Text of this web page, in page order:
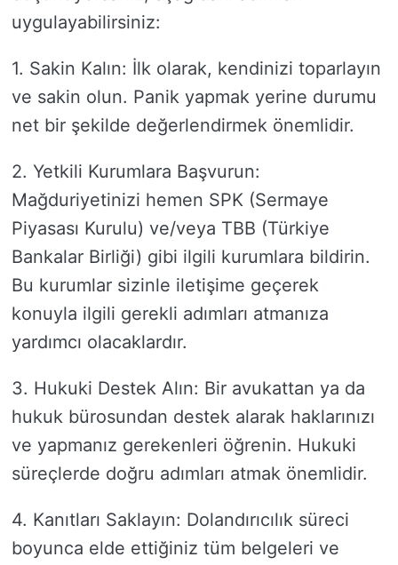
uygulayabilirsiniz:
1. Sakin Kalın: İlk olarak, kendinizi toparlayın
ve sakin olun. Panik yapmak yerine durumu
net bir şekilde değerlendirmek önemlidir.
2. Yetkili Kurumlara Başvurun:
Mağduriyetinizi hemen SPK (Sermaye
Piyasası Kurulu) ve/veya TBB (Türkiye
Bankalar Birliği) gibi ilgili kurumlara bildirin.
Bu kurumlar sizinle iletişime geçerek
konuyla ilgili gerekli adımları atmanıza
yardımcı olacaklardır.
3. Hukuki Destek Alın: Bir avukattan ya da
hukuk bürosundan destek alarak haklarınızı
ve yapmanız gerekenleri öğrenin. Hukuki
süreçlerde doğru adımları atmak önemlidir.
4. Kanıtları Saklayın: Dolandırıcılık süreci
boyunca elde ettiğiniz tüm belgeleri ve